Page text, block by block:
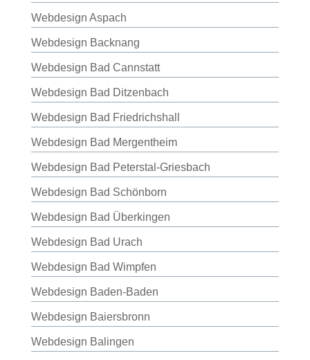
Webdesign Aspach
Webdesign Backnang
Webdesign Bad Cannstatt
Webdesign Bad Ditzenbach
Webdesign Bad Friedrichshall
Webdesign Bad Mergentheim
Webdesign Bad Peterstal-Griesbach
Webdesign Bad Schönborn
Webdesign Bad Überkingen
Webdesign Bad Urach
Webdesign Bad Wimpfen
Webdesign Baden-Baden
Webdesign Baiersbronn
Webdesign Balingen